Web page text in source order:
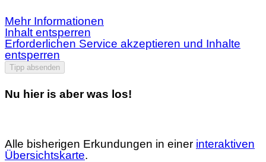
Mehr Informationen
Inhalt entsperren
Erforderlichen Service akzeptieren und Inhalte
entsperren
Tipp absenden
Nu hier is aber was los!
Alle bisherigen Erkundungen in einer interaktiven
Übersichtskarte.